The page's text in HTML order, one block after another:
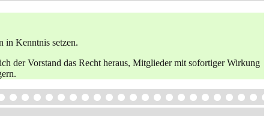
in Kenntnis setzen.
der Vorstand das Recht heraus, Mitglieder mit sofortiger Wirkung